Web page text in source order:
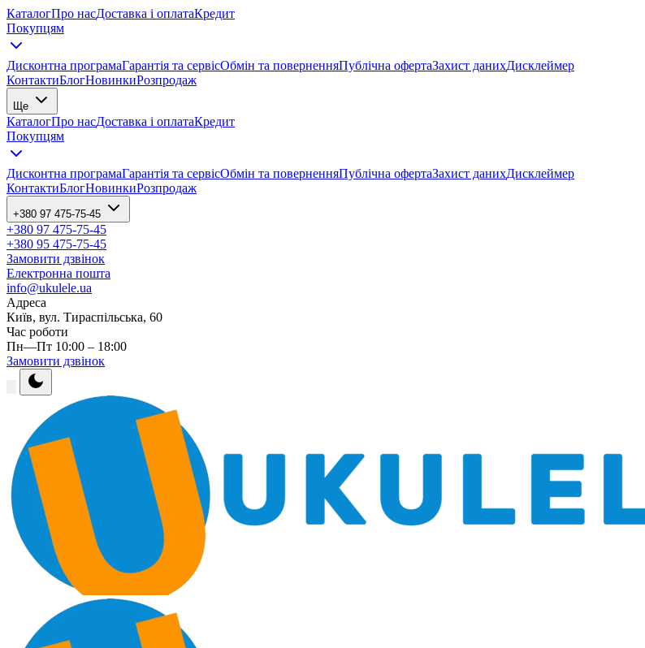
КаталогПро насДоставка і оплатаКредит
Покупцям
Дисконтна програмаГарантія та сервісОбмін та поверненняПублічна офертаЗахист данихДисклеймер
КонтактиБлогНовинкиРозпродаж
Ще
КаталогПро насДоставка і оплатаКредит
Покупцям
Дисконтна програмаГарантія та сервісОбмін та поверненняПублічна офертаЗахист данихДисклеймер
КонтактиБлогНовинкиРозпродаж
+380 97 475-75-45
+380 97 475-75-45
+380 95 475-75-45
Замовити дзвінок
Електронна пошта
info@ukulele.ua
Адреса
Київ, вул. Тираспільська, 60
Час роботи
Пн—Пт 10:00 – 18:00
Замовити дзвінок